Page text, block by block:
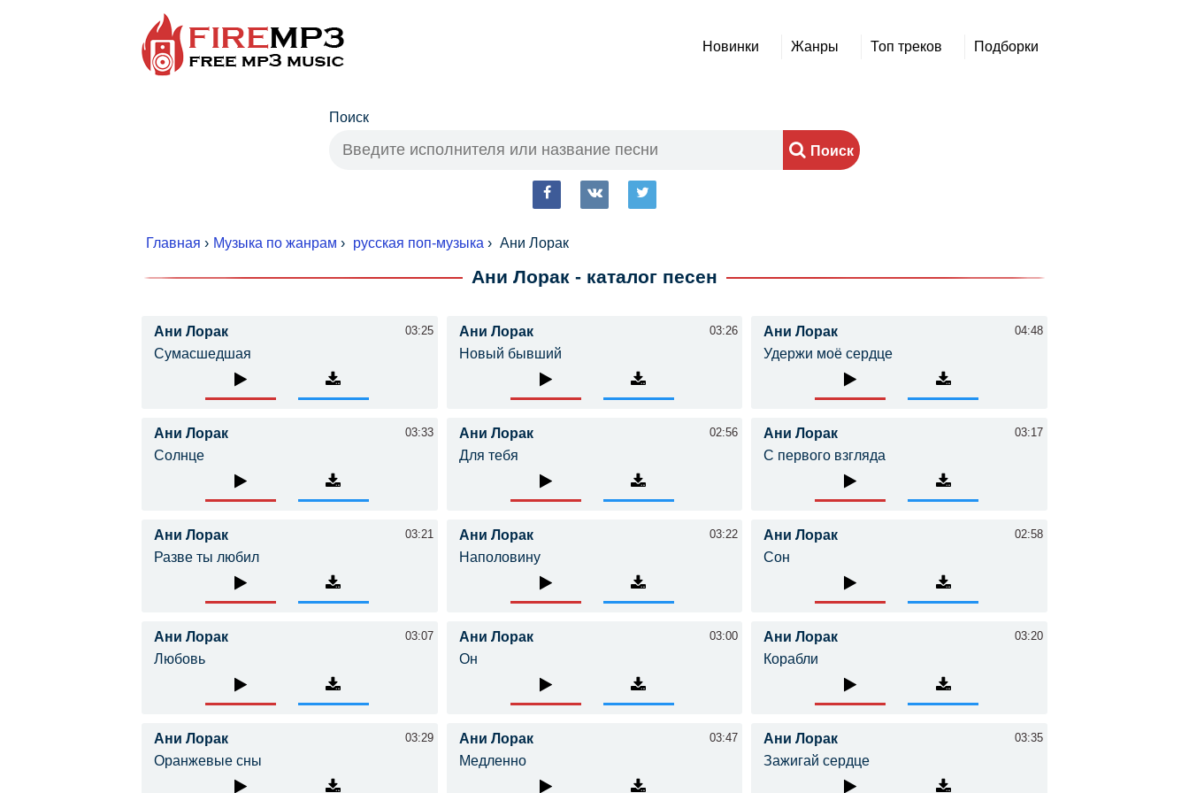
Новинки Жанры Топ треков Подборки
Поиск
Поиск
fb vk tw
Главная › Музыка по жанрам › русская поп-музыка › Ани Лорак
Ани Лорак - каталог песен
Ани Лорак
Сумасшедшая
03:25
Ани Лорак
Солнце
03:33
Ани Лорак
Разве ты любил
03:21
Ани Лорак
Любовь
03:07
Ани Лорак
Оранжевые сны
03:29
Ани Лорак
Новый бывший
03:26
Ани Лорак
Для тебя
02:56
Ани Лорак
Наполовину
03:22
Ани Лорак
Он
03:00
Ани Лорак
Медленно
03:47
Ани Лорак
Удержи моё сердце
04:48
Ани Лорак
С первого взгляда
03:17
Ани Лорак
Сон
02:58
Ани Лорак
Корабли
03:20
Ани Лорак
Зажигай сердце
03:35